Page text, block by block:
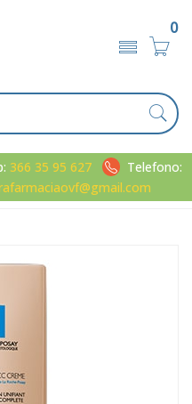
0
366 35 95 627
Telefono:
50ml